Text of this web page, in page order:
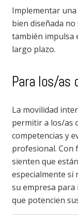
Implementar
bien diseñada
también impulsa
largo plazo.
Para los/as
La movilidad
permitir a los/as
competencias y
profesional. Con
sienten que
especialmente si
su empresa
que potencien